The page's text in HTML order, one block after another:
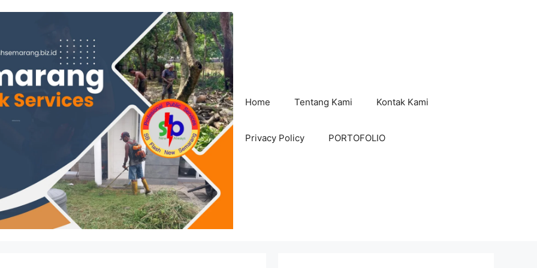
Home Tentang Kami Kontak Kami
Privacy Policy PORTOFOLIO